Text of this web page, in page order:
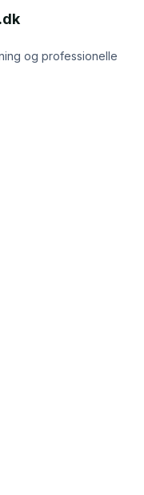
.dk
og professionelle